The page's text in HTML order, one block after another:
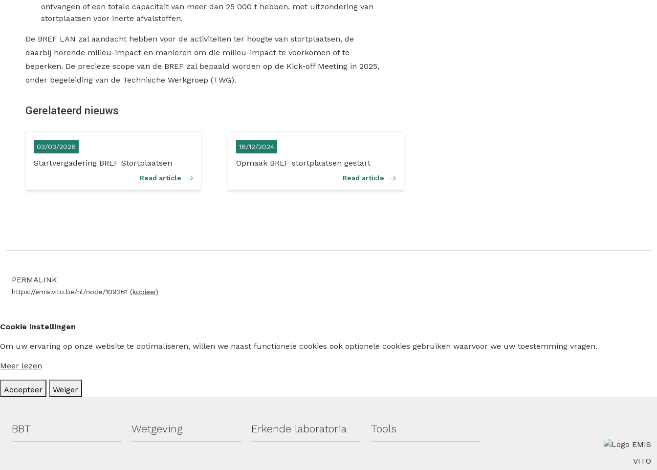
ontvangen of een totale capaciteit van meer dan 25 000 t hebben, met uitzondering van
stortplaatsen voor inerte afvalstoffen.
De BREF LAN zal aandacht hebben voor de activiteiten ter hoogte van stortplaatsen, de
daarbij horende milieu-impact en manieren om die milieu-impact te voorkomen of te
beperken. De precieze scope van de BREF zal bepaald worden op de Kick-off Meeting in 2025,
onder begeleiding van de Technische Werkgroep (TWG).
Gerelateerd nieuws
03/03/2026
Startvergadering BREF Stortplaatsen
Read article
16/12/2024
Opmaak BREF stortplaatsen gestart
Read article
PERMALINK
https://emis.vito.be/nl/node/109261 (kopieer)
Cookie instellingen
Om uw ervaring op onze website te optimaliseren, willen we naast functionele cookies ook optionele cookies gebruiken waarvoor we uw toestemming vragen.
Meer lezen
Accepteer Weiger
Hoofdmenu
BBT Wetgeving Erkende laboratoria Tools
VITO